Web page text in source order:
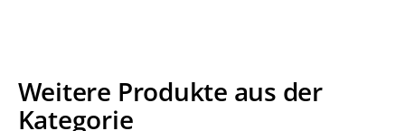
Weitere Produkte aus der
Kategorie